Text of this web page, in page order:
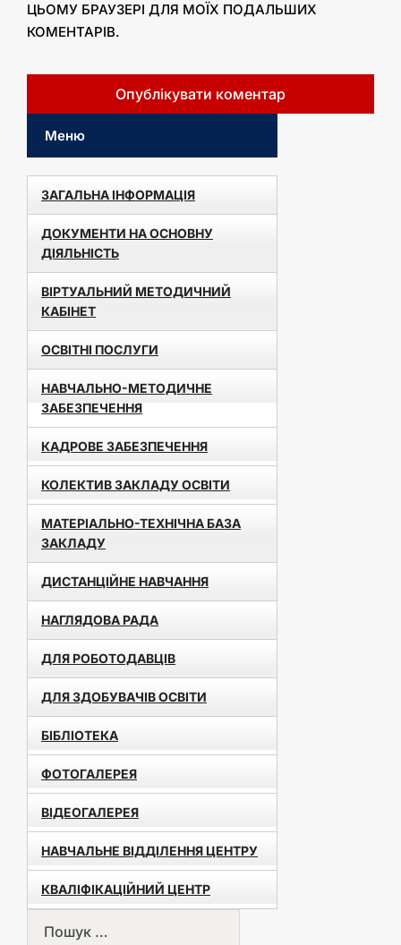
ЦЬОМУ БРАУЗЕРІ ДЛЯ МОЇХ ПОДАЛЬШИХ
КОМЕНТАРІВ.
Меню
ЗАГАЛЬНА ІНФОРМАЦІЯ
ДОКУМЕНТИ НА ОСНОВНУ
ДІЯЛЬНІСТЬ
ВІРТУАЛЬНИЙ МЕТОДИЧНИЙ
КАБІНЕТ
ОСВІТНІ ПОСЛУГИ
НАВЧАЛЬНО-МЕТОДИЧНЕ
ЗАБЕЗПЕЧЕННЯ
КАДРОВЕ ЗАБЕЗПЕЧЕННЯ
КОЛЕКТИВ ЗАКЛАДУ ОСВІТИ
МАТЕРІАЛЬНО-ТЕХНІЧНА БАЗА
ЗАКЛАДУ
ДИСТАНЦІЙНЕ НАВЧАННЯ
НАГЛЯДОВА РАДА
ДЛЯ РОБОТОДАВЦІВ
ДЛЯ ЗДОБУВАЧІВ ОСВІТИ
БІБЛІОТЕКА
ФОТОГАЛЕРЕЯ
ВІДЕОГАЛЕРЕЯ
НАВЧАЛЬНЕ ВІДДІЛЕННЯ ЦЕНТРУ
КВАЛІФІКАЦІЙНИЙ ЦЕНТР